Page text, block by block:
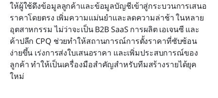
ให้ผู้ใช้ดึงข้อมูลลูกค้าและข้อมูลบัญชีเข้าสู่กระบวนการเสนอ
ราคาโดยตรง เพิ่มความแม่นยำและลดความล่าช้า ในหลาย
อุตสาหกรรม ไม่ว่าจะเป็น B2B SaaS การผลิต เอเจนซี และ
ค้าปลีก CPQ ช่วยทำให้สถานการณ์การตั้งราคาที่ซับซ้อน
ง่ายขึ้น เร่งการส่งใบเสนอราคา และเพิ่มประสบการณ์ของ
ลูกค้า ทำให้เป็นเครื่องมือสำคัญสำหรับทีมสร้างรายได้ยุค
ใหม่